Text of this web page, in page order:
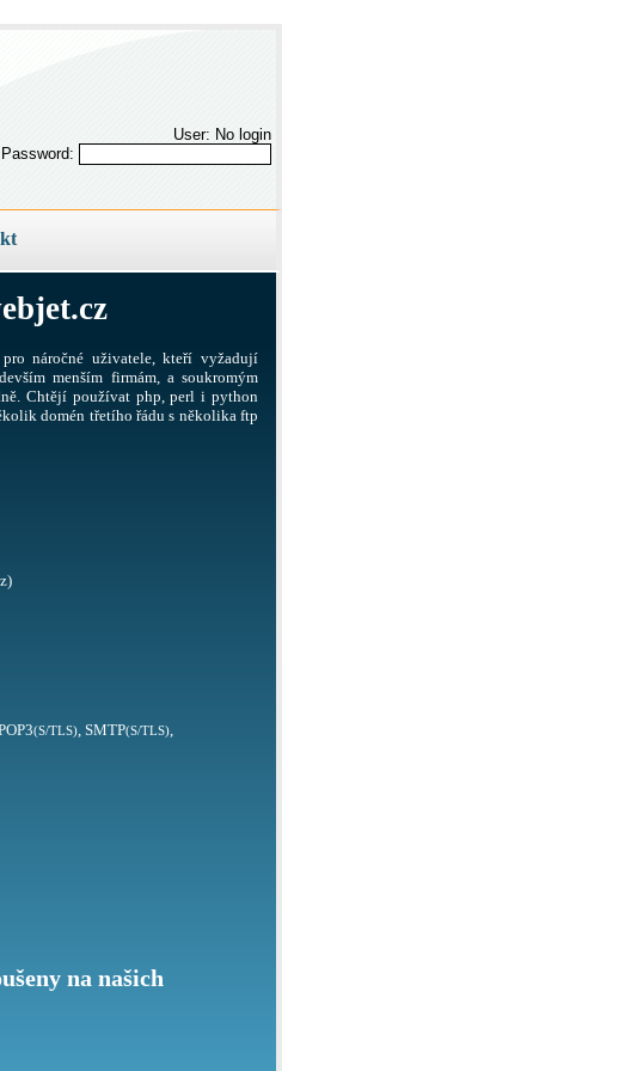
User: No login
Password:
náročné uživatele, kteří vyžadují
menším firmám, a soukromým
Chtějí používat php, perl i python
domén třetího řádu s několika ftp
(S/TLS), SMTP(S/TLS),
na našich